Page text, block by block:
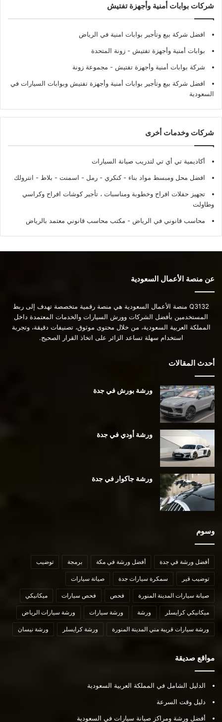
شركات بوابات أمنية وأجهزة تفتيش
افضل شركة بيع وتأجير بوابات امنية في الرياض
بوابات أمنية وأجهزة تفتيش - زونة المتحدة
شركة بوابات أمنية وأجهزة تفتيش - مجموعة زونة
افضل شركة بيع وتأجير بوابات أمنية وأجهزة تفتيش وبوابات السيارات في
السعودية
شركات وخدمات أخرى
أكاديمية تي أي تي لتدريب صيانة السيارات
افضل محل ومبسط مواد بناء - كنكري - رمل - اسمنت - بلاط - انترولك
تجهيز حفلات افراح وخطوبة ومناسبات ، تأجير كوشات افراح وكراسي
وطاولت
محاسب قانوني في الرياض - مكتب محاسب قانوني معتمد بالرياض
عن منصة الأعمال السعودية
Q3132 منصة الأعمال السعودية هي منصة رقمية متخصصة تهدف إلى ربط
المستخدمين بأفضل الشركات وورش السيارات والخدمات المعتمدة داخل
المملكة العربية السعودية، من خلال محتوى موثوق، تصنيفات دقيقة، وتجربة
استخدام سهلة تساعد الزائر على اتخاذ القرار الصحيح.
أحدث المقالات
ورشة بورش في جدة
ورشة أودي في جدة
ورشة جاكوار في جدة
وسوم
أفضل ورشة في جدة أفضل ورشة في مكة برمجة توضيب
توضيب قير سمكرة سيارات جدة صيانة سيارات
صيانة سيارات المدينة المنورة فحص فحص سيارات ميكانيكي
ميكانيكي كرايسلر ورشة ورشة سيارات ورشة سيارات الرياض
ورشة سيارات قريبة مني المدينة المنورة ورشة كرايسلر ورشة نيسان
مواقع صديقة
الدليل الشامل في المملكة العربية السعودية
دليل وقت السرعة
أفضل ورشة ومراكز صيانة سيارات في السعودية